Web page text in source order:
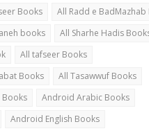
Books
All Radd e
books
All Sharhe Hadis
All tafseer Books
Books
All Tasawwuf Books
Books
Android Arabic Books
Android English Books